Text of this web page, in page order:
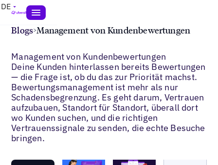
DE
Blogs>Management von Kundenbewertungen
Management von Kundenbewertungen
Deine Kunden hinterlassen bereits Bewertungen
— die Frage ist, ob du das zur Priorität machst.
Bewertungsmanagement ist mehr als nur
Schadensbegrenzung. Es geht darum, Vertrauen
aufzubauen, Standort für Standort, überall dort
wo Kunden suchen, und die richtigen
Vertrauenssignale zu senden, die echte Besuche
bringen.